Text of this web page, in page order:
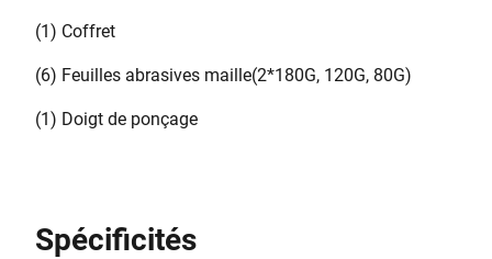
(1) Coffret
(6) Feuilles abrasives maille(2*180G, 120G, 80G)
(1) Doigt de ponçage
Spécificités